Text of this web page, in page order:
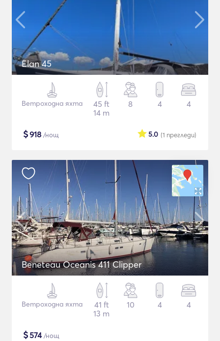
Elan 45
Ветроходна яхта
45 ft
14 m
8 4 4
$918 /нощ (1 прегледи)
5.0
Beneteau Oceanis 411 Clipper
Ветроходна яхта
41 ft
13 m
10 4 4
$574/нощ